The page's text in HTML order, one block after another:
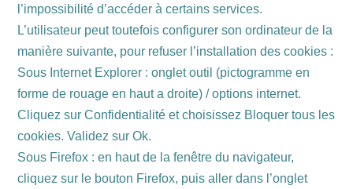
l’impossibilité d’accéder à certains services.
L’utilisateur peut toutefois configurer son ordinateur de la
manière suivante, pour refuser l’installation des cookies :
Sous Internet Explorer : onglet outil (pictogramme en
forme de rouage en haut a droite) / options internet.
Cliquez sur Confidentialité et choisissez Bloquer tous les
cookies. Validez sur Ok.
Sous Firefox : en haut de la fenêtre du navigateur,
cliquez sur le bouton Firefox, puis aller dans l’onglet